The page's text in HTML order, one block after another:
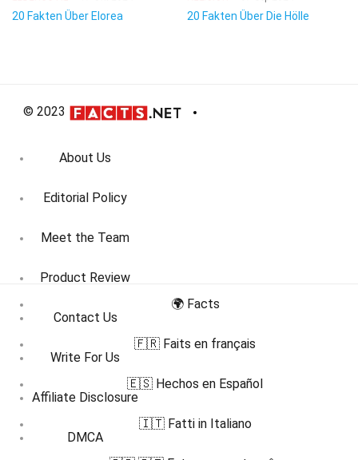
20 Fakten Über Elorea 20 Fakten Über Die Hölle
© 2023
About Us
Editorial Policy
Meet the Team
Product Review
Contact Us
Write For Us
Affiliate Disclosure
DMCA
🌍 Facts
🇫🇷 Faits en français
🇪🇸 Hechos en Español
🇮🇹 Fatti in Italiano